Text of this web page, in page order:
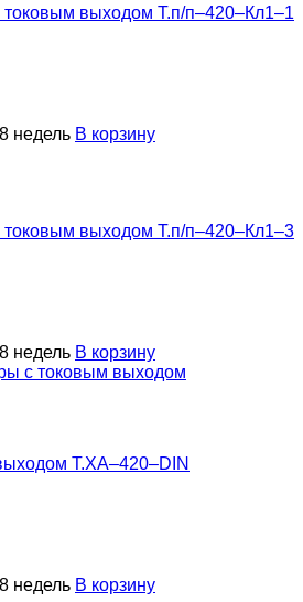
токовым выходом Т.п/п–420–Кл1–1
недель В корзину
токовым выходом Т.п/п–420–Кл1–3
недель В корзину
с токовым выходом
Т.ХА–420–DIN
недель В корзину